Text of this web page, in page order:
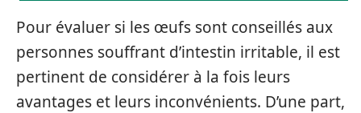
Pour évaluer si les œufs sont conseillés aux
personnes souffrant d’intestin irritable, il est
pertinent de considérer à la fois leurs
avantages et leurs inconvénients. D’une part,